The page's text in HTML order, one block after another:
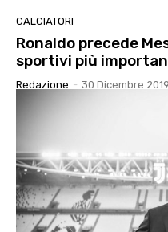
CALCIATORI
Ronaldo precede
sportivi più
Redazione - 30 Dicembre 2019